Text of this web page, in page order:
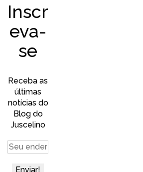
Inscr
eva-
se
Receba as
últimas
notícias do
Blog do
Juscelino